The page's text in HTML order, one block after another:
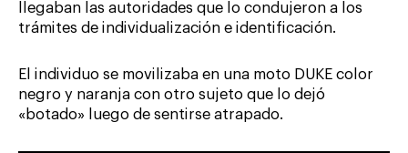
llegaban las autoridades que lo condujeron a los
trámites de individualización e identificación.
El individuo se movilizaba en una moto DUKE color
negro y naranja con otro sujeto que lo dejó
«botado» luego de sentirse atrapado.